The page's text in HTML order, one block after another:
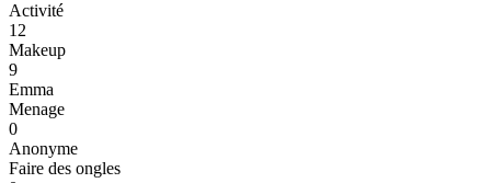
Activité
12
Makeup
9
Emma
Menage
0
Anonyme
Faire des ongles